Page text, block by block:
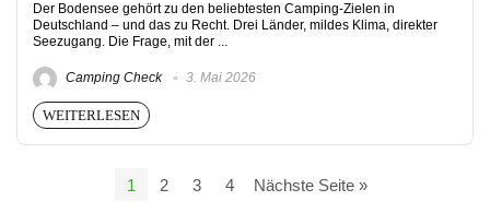
Der Bodensee gehört zu den beliebtesten Camping-Zielen in
Deutschland – und das zu Recht. Drei Länder, mildes Klima, direkter
Seezugang. Die Frage, mit der ...
Camping Check 3. Mai 2026
WEITERLESEN
1 2 3 4 Nächste Seite »